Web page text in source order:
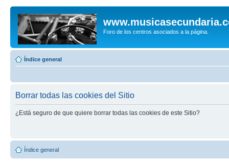
Foro de los centros asociados a la página.
Índice general
Borrar todas las cookies del Sitio
¿Está seguro de que quiere borrar todas las cookies de este Sitio?
Índice general